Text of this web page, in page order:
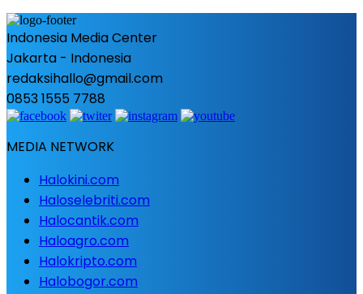
Indonesia Media Center
Jakarta - Indonesia
redaksihallo@gmail.com
0853 1555 7788
MEDIA NETWORK
Halokini.com
Haloselebriti.com
Halocantik.com
Haloagro.com
Halokripto.com
Halobogor.com